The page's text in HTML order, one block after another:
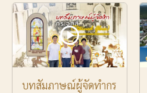
บทสัมภาษณ์ผู้จัดทำกร